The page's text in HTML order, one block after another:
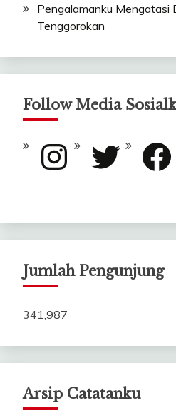
Pengalamanku Mengatasi
Tenggorokan
Follow Media
Instagram Twitter
Jumlah Pengunjung
341,987
Arsip Catatanku